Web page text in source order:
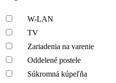
W-LAN
TV
Zariadenia na varenie
Oddelené postele
Súkromná kúpeľňa